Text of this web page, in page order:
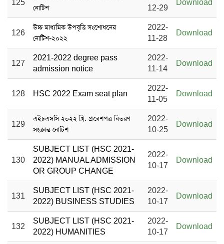
125
নোটিশ
12-29
Download
126
উচ্চ মাধ্যমিক উপবৃত্তি সংশোধনের
নোটিশ-২০২২
2022-
11-28
Download
127
2021-2022 degree pass
admission notice
2022-
11-14
Download
128 HSC 2022 Exam seat plan
2022-
11-05
Download
129
এইচএসসি ২০২২ খ্রি. প্রবেশপত্র বিতরণ
সংক্রান্ত নোটিশ
2022-
10-25
Download
130
SUBJECT LIST (HSC 2021-
2022) MANUAL ADMISSION
OR GROUP CHANGE
2022-
10-17
Download
131
SUBJECT LIST (HSC 2021-
2022) BUSINESS STUDIES
2022-
10-17
Download
132
SUBJECT LIST (HSC 2021-
2022) HUMANITIES
2022-
10-17
Download